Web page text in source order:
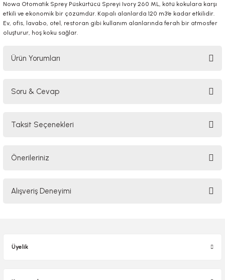
Nowa Otomatik Sprey Püskürtücü Spreyi Ivory 260 ML, kötü kokulara karşı
etkili ve ekonomik bir çözümdür. Kapalı alanlarda 120 m3’e kadar etkilidir.
Ev, ofis, lavabo, otel, restoran gibi kullanım alanlarında ferah bir atmosfer
oluşturur, hoş koku sağlar.
Ürün Yorumları
Soru & Cevap
Taksit Seçenekleri
Önerileriniz
yetersiz gördüğünüz noktaları öneri formunu kullanarak tarafımıza
Ürün açıklamasında eksik bilgiler bulunuyor.
Alışveriş Deneyimi
Üyelik